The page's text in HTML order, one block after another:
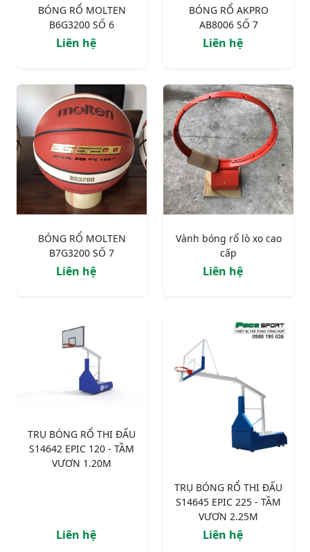
BÓNG RỔ MOLTEN
B6G3200 SỐ 6
Liên hệ
BÓNG RỔ AKPRO
AB8006 SỐ 7
Liên hệ
BÓNG RỔ MOLTEN
B7G3200 SỐ 7
Liên hệ
Vành bóng rổ lò xo cao
cấp
Liên hệ
TRỤ BÓNG RỔ THI ĐẤU
S14642 EPIC 120 - TẦM
VƯƠN 1.20M
Liên hệ
TRỤ BÓNG RỔ THI ĐẤU
S14645 EPIC 225 - TẦM
VƯƠN 2.25M
Liên hệ